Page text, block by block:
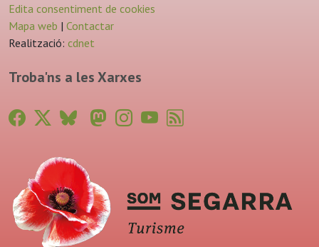
Edita consentiment de cookies
Mapa web | Contactar
Realització: cdnet
Troba'ns a les Xarxes